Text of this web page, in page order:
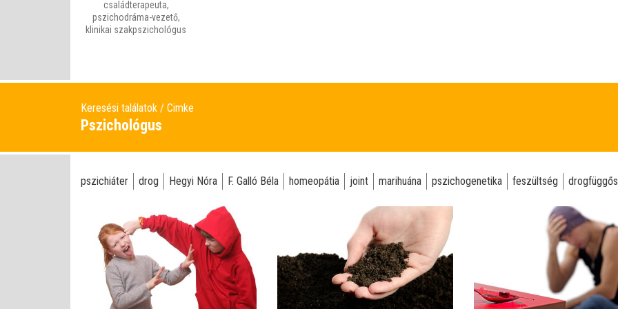
családterapeuta,
pszichodráma-vezető,
klinikai szakpszichológus
Keresési találatok Cimke
Pszichológus
pszichiáter drog Hegyi Nóra F. Galló Béla homeopátia joint marihuána pszichogenetika feszültség